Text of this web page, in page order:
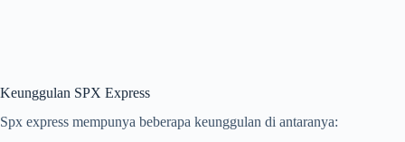
Keunggulan SPX Express
Spx express mempunya beberapa keunggulan di antaranya: